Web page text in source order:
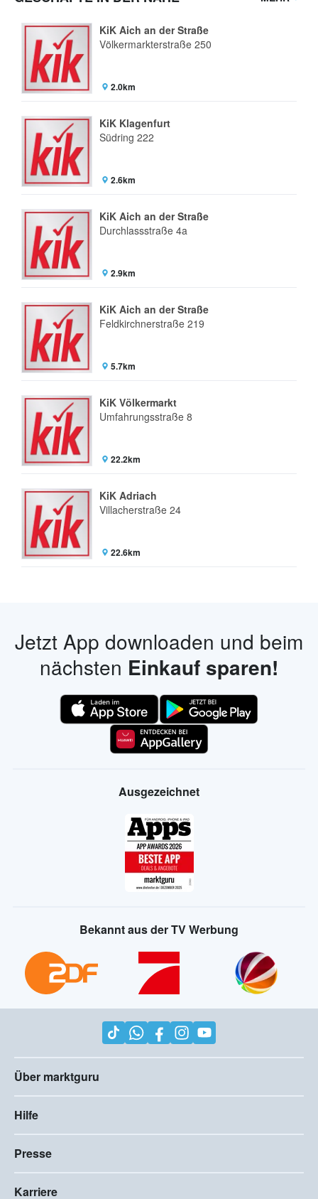
KiK Aich an der Straße
Völkermarkterstraße 250
2.0km
KiK Klagenfurt
Südring 222
2.6km
KiK Aich an der Straße
Durchlassstraße 4a
2.9km
KiK Aich an der Straße
Feldkirchnerstraße 219
5.7km
KiK Völkermarkt
Umfahrungsstraße 8
22.2km
KiK Adriach
Villacherstraße 24
22.6km
Jetzt App downloaden und beim
nächsten Einkauf sparen!
Ausgezeichnet
Bekannt aus der TV Werbung
Über marktguru
Hilfe
Presse
Karriere